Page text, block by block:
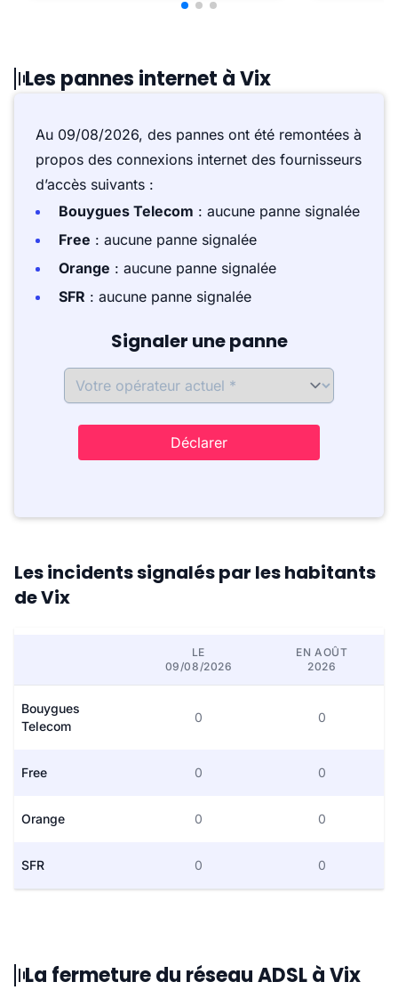
Les pannes internet à Vix
Au 09/08/2026, des pannes ont été remontées à
propos des connexions internet des fournisseurs
d’accès suivants :
Bouygues Telecom : aucune panne signalée
Free : aucune panne signalée
Orange : aucune panne signalée
SFR : aucune panne signalée
Signaler une panne
Déclarer
Les incidents signalés par les habitants
de Vix
LE
09/08/2026
EN AOÛT
2026
Bouygues
Telecom
0 0
Free 0 0
Orange 0 0
SFR 0 0
La fermeture du réseau ADSL à Vix